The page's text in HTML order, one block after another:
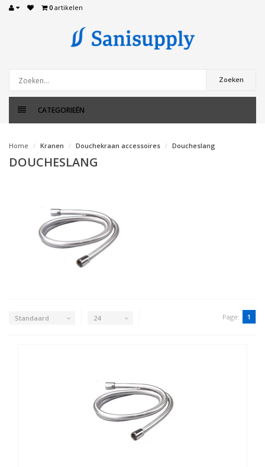
0 artikelen
Zoeken
CATEGORIEËN
Home Kranen Douchekraan accessoires Doucheslang
DOUCHESLANG
Standaard 24 Page: 1